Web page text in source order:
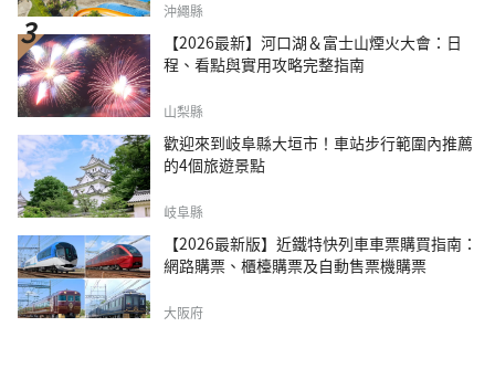
沖繩縣
【2026最新】河口湖＆富士山煙火大會：日
程、看點與實用攻略完整指南
山梨縣
歡迎來到岐阜縣大垣市！車站步行範圍內推薦
的4個旅遊景點
岐阜縣
【2026最新版】近鐵特快列車車票購買指南：
網路購票、櫃檯購票及自動售票機購票
大阪府